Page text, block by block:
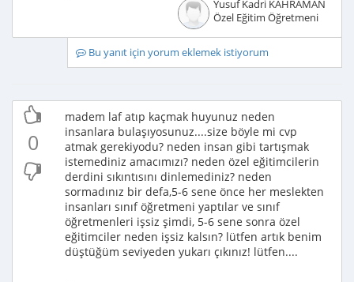
Yusuf Kadri KAHRAMAN
Özel Eğitim Öğretmeni
Bu yanıt için yorum eklemek istiyorum
0
madem laf atıp kaçmak huyunuz neden
insanlara bulaşıyosunuz....size böyle mi cvp
atmak gerekiyodu? neden insan gibi tartışmak
istemediniz amacımızı? neden özel eğitimcilerin
derdini sıkıntısını dinlemediniz? neden
sormadınız bir defa,5-6 sene önce her meslekten
insanları sınıf öğretmeni yaptılar ve sınıf
öğretmenleri işsiz şimdi, 5-6 sene sonra özel
eğitimciler neden işsiz kalsın? lütfen artık benim
düştüğüm seviyeden yukarı çıkınız! lütfen....